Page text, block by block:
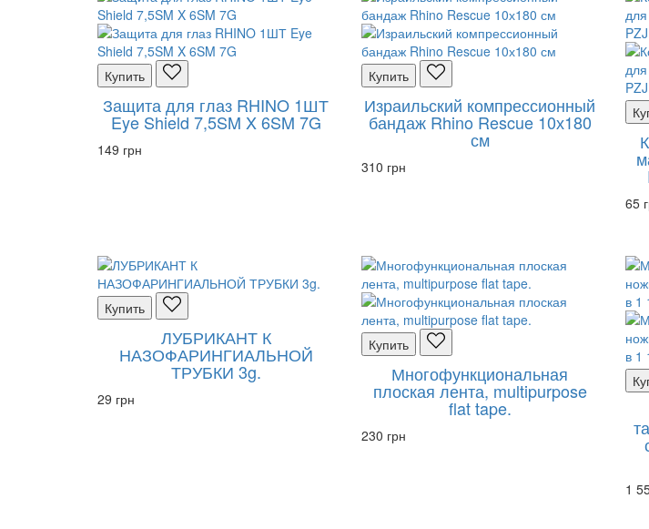
Купить
Защита для глаз RHINO 1ШТ
Eye Shield 7,5SM X 6SM 7G
149 грн
Купить
Израильский компрессионный
бандаж Rhino Rescue 10х180
см
310 грн
65
Купить
ЛУБРИКАНТ К
НАЗОФАРИНГИАЛЬНОЙ
ТРУБКИ 3g.
29 грн
Купить
Многофункциональная
плоская лента, multipurpose
flat tape.
230 грн
1